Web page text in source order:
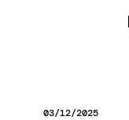
03/12/2025